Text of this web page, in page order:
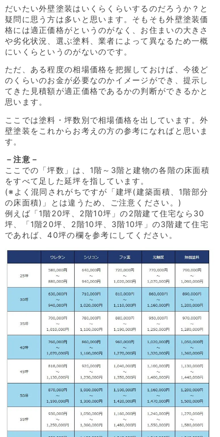
だいたい外壁塗装はいくらくらいするのだろうか？と
疑問に思う方は多いと思います。そもそも外壁塗装価
格には適正価格がというのがなく、お住まいの大きさ
や劣化状況、選ぶ塗料、業者によって異なるため一概
にいくらというのがないのです。
ただ、ある程度の相場価格を把握しておけば、今後ど
のくらいのお金が必要なのかイメージができ、提示し
てきた見積額が適正価格であるかの判断ができるかと
思います。
ここでは塗料・坪数別で相場価格を出しています。外
壁塗装をこれからお考えの方の参考になればと思いま
す。
－注意－
ここでの「坪数」は、1階～3階と建物の各階の床面積
をすべて足した延坪を指しています。
(※よく混同されがちですが「建坪(建築面積、1階部分
の床面積)」とは違うため、ご注意ください。)
例えば「1階20坪、2階10坪」の2階建て住宅なら30
坪、「1階20坪、2階10坪、3階10坪」の3階建て住宅
であれば、40坪の欄を参考にしてください。